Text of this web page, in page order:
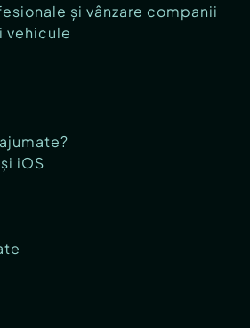
și vânzare companii
vehicule
iOS